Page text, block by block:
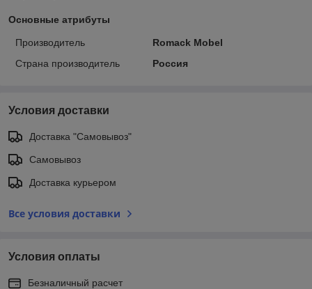
Основные атрибуты
Производитель
Romack Mobel
Страна производитель
Россия
Условия доставки
Доставка "Самовывоз"
Самовывоз
Доставка курьером
Все условия доставки
Условия оплаты
Безналичный расчет